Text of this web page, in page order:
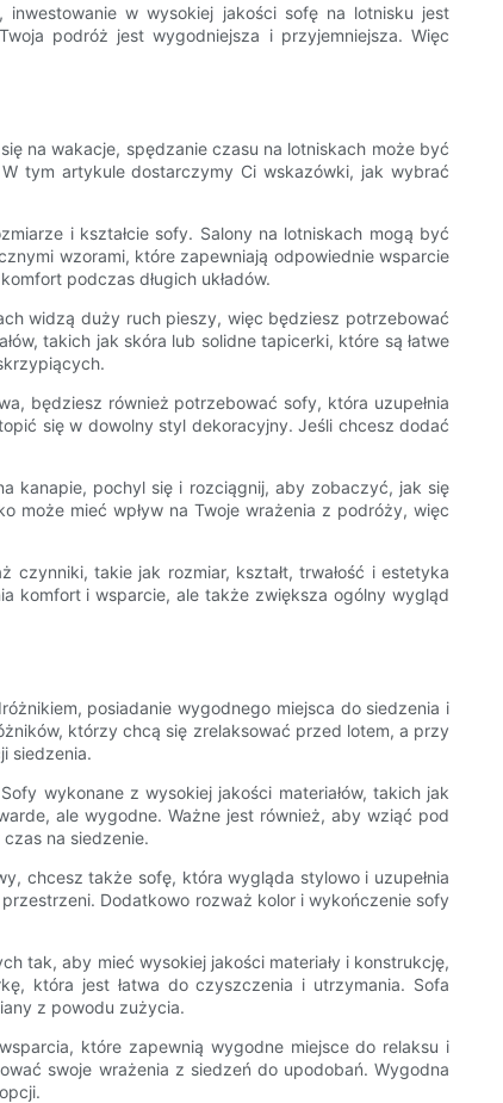
w wysokiej jakości sofę na lotnisku jest
podróż jest wygodniejsza i przyjemniejsza. Więc
na wakacje, spędzanie czasu na lotniskach może być
tym artykule dostarczymy Ci wskazówki, jak wybrać
i kształcie sofy. Salony na lotniskach mogą być
wzorami, które zapewniają odpowiednie wsparcie
podczas długich układów.
widzą duży ruch pieszy, więc będziesz potrzebować
takich jak skóra lub solidne tapicerki, które są łatwe
będziesz również potrzebować sofy, która uzupełnia
się w dowolny styl dekoracyjny. Jeśli chcesz dodać
kanapie, pochyl się i rozciągnij, aby zobaczyć, jak się
może mieć wpływ na Twoje wrażenia z podróży, więc
takie jak rozmiar, kształt, trwałość i estetyka
komfort i wsparcie, ale także zwiększa ogólny wygląd
posiadanie wygodnego miejsca do siedzenia i
którzy chcą się zrelaksować przed lotem, a przy
siedzenia.
wykonane z wysokiej jakości materiałów, takich jak
ale wygodne. Ważne jest również, aby wziąć pod
na siedzenie.
chcesz także sofę, która wygląda stylowo i uzupełnia
Dodatkowo rozważ kolor i wykończenie sofy
tak, aby mieć wysokiej jakości materiały i konstrukcję,
która jest łatwa do czyszczenia i utrzymania. Sofa
z powodu zużycia.
które zapewnią wygodne miejsce do relaksu i
swoje wrażenia z siedzeń do upodobań. Wygodna